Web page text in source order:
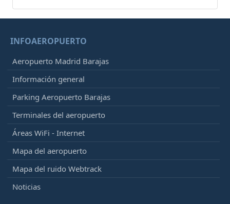
INFOAEROPUERTO
Aeropuerto Madrid Barajas
Información general
Parking Aeropuerto Barajas
Terminales del aeropuerto
Áreas WiFi - Internet
Mapa del aeropuerto
Mapa del ruido Webtrack
Noticias